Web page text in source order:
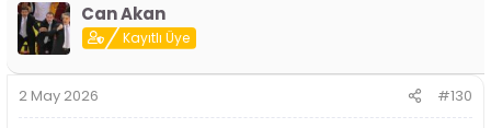
k
i
l
:
Can Akan
Kayıtlı Üye
2 May 2026 #130